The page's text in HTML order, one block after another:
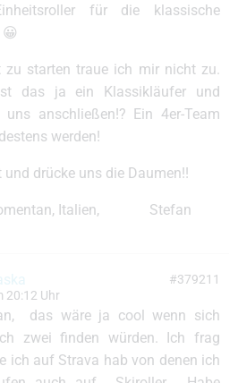
für die klassische
zu starten traue ich mir nicht zu.
das ja ein Klassikläufer und
anschließen!? Ein 4er-Team
werden!
und drücke uns die Daumen!!
Italien, Stefan
20:12 Uhr
#379211
das wäre ja cool wenn sich
zwei finden würden. Ich frag
ich auf Strava hab von denen ich